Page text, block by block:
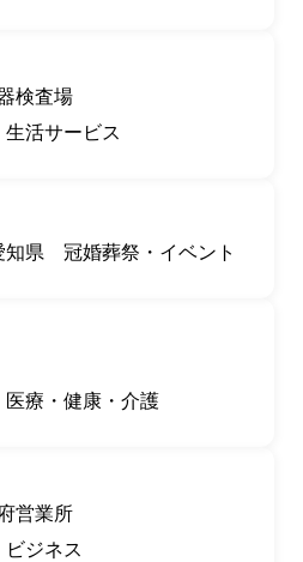
検査場
生活サービス
知県 冠婚葬祭・イベント
医療・健康・介護
営業所
ビジネス